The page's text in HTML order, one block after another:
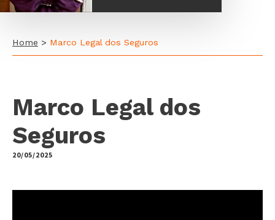
Home > Marco Legal dos Seguros
Marco Legal dos
Seguros
20/05/2025